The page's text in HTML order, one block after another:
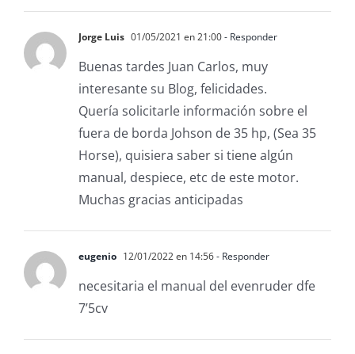
Jorge Luis 01/05/2021 en 21:00- Responder
Buenas tardes Juan Carlos, muy
interesante su Blog, felicidades.
Quería solicitarle información sobre el
fuera de borda Johson de 35 hp, (Sea 35
Horse), quisiera saber si tiene algún
manual, despiece, etc de este motor.
Muchas gracias anticipadas
eugenio 12/01/2022 en 14:56- Responder
necesitaria el manual del evenruder dfe
7’5cv